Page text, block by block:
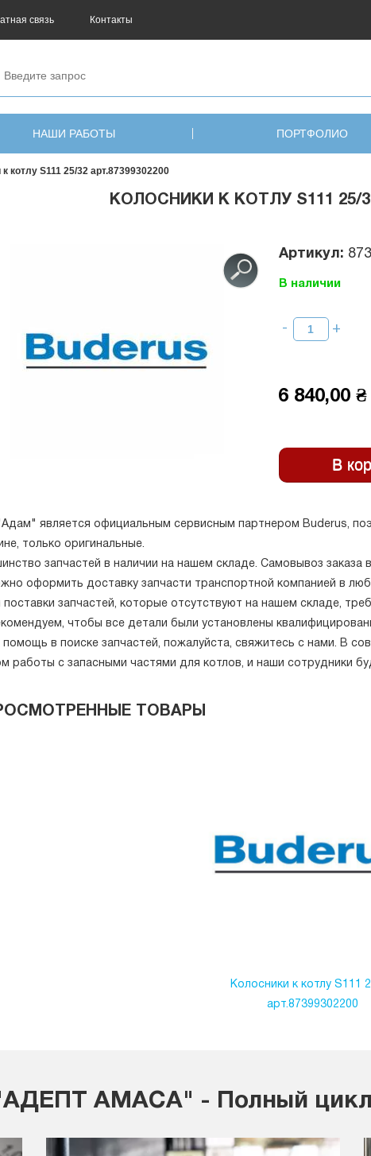
связь Контакты
НАШИ РАБОТЫ ПОРТФОЛИО
к котлу S111 25/32 арт.87399302200
КОЛОСНИКИ К КОТЛУ S111 25/
Артикул:
6 840,00 ₴
В наличии
является официальным сервисным партнером Buderus,
только оригинальные.
запчастей в наличии на нашем складе. Самовывоз
оформить доставку запчасти транспортной компанией в
поставки запчастей, которые отсутствуют на нашем складе,
чтобы все детали были установлены
помощь в поиске запчастей, пожалуйста, свяжитесь с нами. В
работы с запасными частями для котлов, и наши сотрудники
ТОВАРЫ
Колосники к котлу S111
арт.87399302200
АМАСА" - Полный цикл